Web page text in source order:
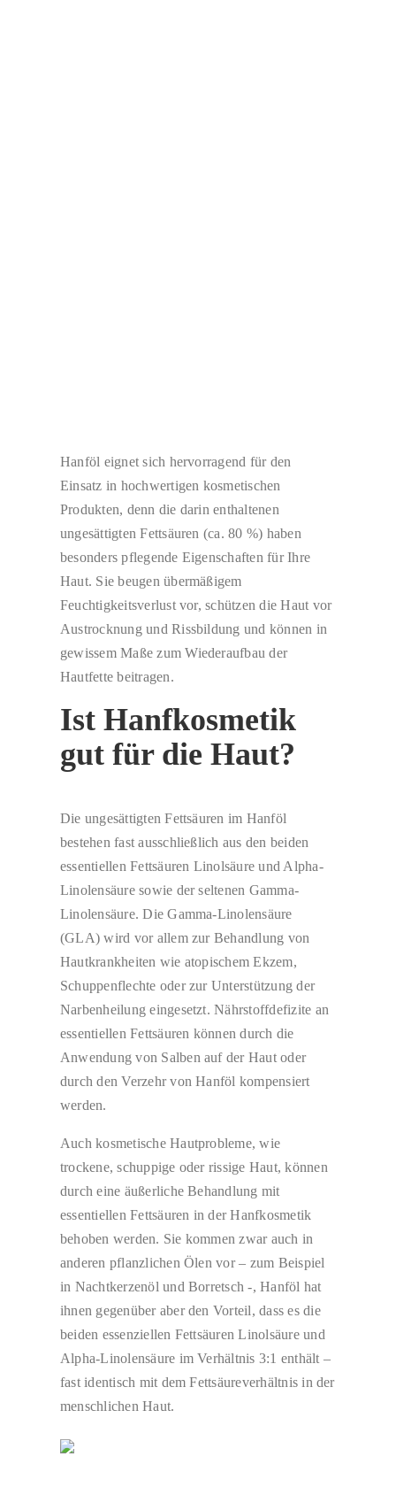
Hanföl eignet sich hervorragend für den
Einsatz in hochwertigen kosmetischen
Produkten, denn die darin enthaltenen
ungesättigten Fettsäuren (ca. 80 %) haben
besonders pflegende Eigenschaften für Ihre
Haut. Sie beugen übermäßigem
Feuchtigkeitsverlust vor, schützen die Haut vor
Austrocknung und Rissbildung und können in
gewissem Maße zum Wiederaufbau der
Hautfette beitragen.
Ist Hanfkosmetik
gut für die Haut?
Die ungesättigten Fettsäuren im Hanföl
bestehen fast ausschließlich aus den beiden
essentiellen Fettsäuren Linolsäure und Alpha-
Linolensäure sowie der seltenen Gamma-
Linolensäure. Die Gamma-Linolensäure
(GLA) wird vor allem zur Behandlung von
Hautkrankheiten wie atopischem Ekzem,
Schuppenflechte oder zur Unterstützung der
Narbenheilung eingesetzt. Nährstoffdefizite an
essentiellen Fettsäuren können durch die
Anwendung von Salben auf der Haut oder
durch den Verzehr von Hanföl kompensiert
werden.
Auch kosmetische Hautprobleme, wie
trockene, schuppige oder rissige Haut, können
durch eine äußerliche Behandlung mit
essentiellen Fettsäuren in der Hanfkosmetik
behoben werden. Sie kommen zwar auch in
anderen pflanzlichen Ölen vor – zum Beispiel
in Nachtkerzenöl und Borretsch -, Hanföl hat
ihnen gegenüber aber den Vorteil, dass es die
beiden essenziellen Fettsäuren Linolsäure und
Alpha-Linolensäure im Verhältnis 3:1 enthält –
fast identisch mit dem Fettsäureverhältnis in der
menschlichen Haut.